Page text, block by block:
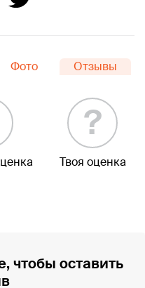
Фото Отзывы
?
Твоя оценка
чтобы оставить